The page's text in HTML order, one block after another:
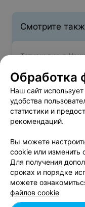
Смотрите
Татуаж в м-р
Коррекция
Татуаж бровей в
Обработка
Наш сайт
удобства
статистики и
рекомендаций.
Вы можете
cookie или изменить
Для получения
сроках и порядке
можете
файлов cookie